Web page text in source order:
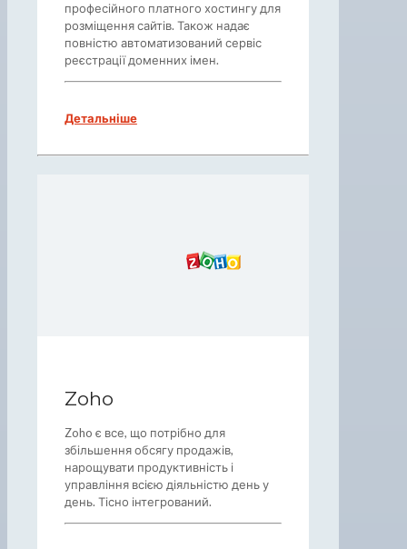
професійного платного хостингу для
розміщення сайтів. Також надає
повністю автоматизований сервіс
реєстрації доменних імен.
Детальніше
Zoho
Zoho є все, що потрібно для
збільшення обсягу продажів,
нарощувати продуктивність і
управління всією діяльністю день у
день. Тісно інтегрований.